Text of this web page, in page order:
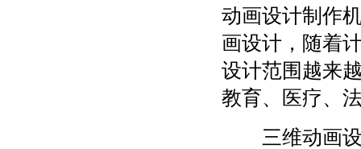
动画设计制作
画设计，随着
设计范围越来
教育、医疗、
三维动画设